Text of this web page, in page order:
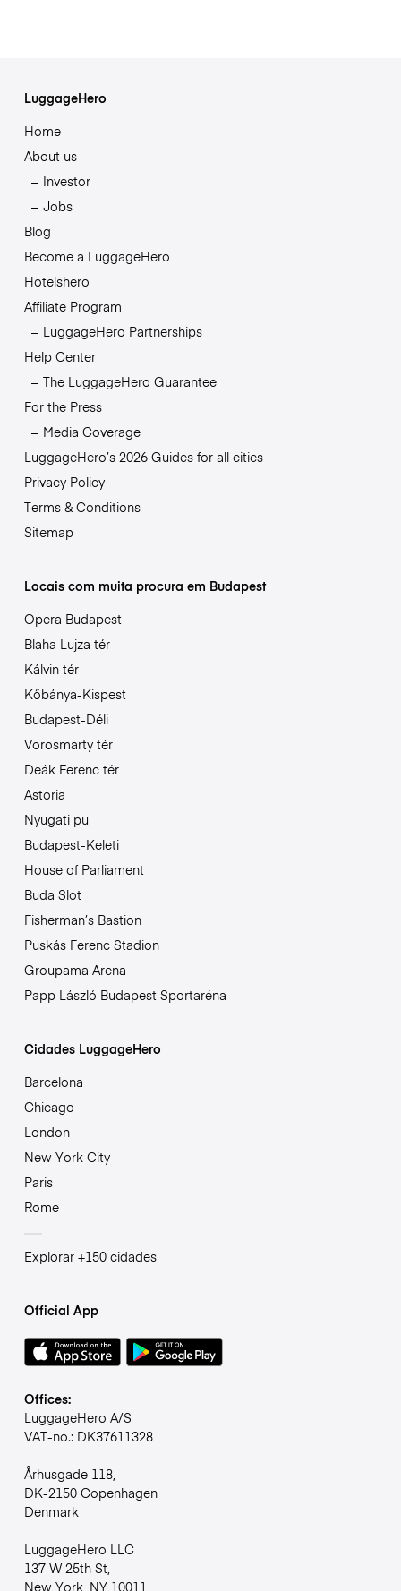
LuggageHero
Home
About us
Investor
Jobs
Blog
Become a LuggageHero
Hotelshero
Affiliate Program
LuggageHero Partnerships
Help Center
The LuggageHero Guarantee
For the Press
Media Coverage
LuggageHero’s 2026 Guides for all cities
Privacy Policy
Terms & Conditions
Sitemap
Locais com muita procura em Budapest
Opera Budapest
Blaha Lujza tér
Kálvin tér
Kőbánya-Kispest
Budapest-Déli
Vörösmarty tér
Deák Ferenc tér
Astoria
Nyugati pu
Budapest-Keleti
House of Parliament
Buda Slot
Fisherman’s Bastion
Puskás Ferenc Stadion
Groupama Arena
Papp László Budapest Sportaréna
Cidades LuggageHero
Barcelona
Chicago
London
New York City
Paris
Rome
Explorar +150 cidades
Official App
Offices:
LuggageHero A/S
VAT-no.: DK37611328
Århusgade 118,
DK-2150 Copenhagen
Denmark
LuggageHero LLC
137 W 25th St,
New York, NY 10011